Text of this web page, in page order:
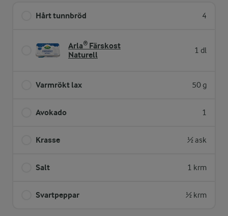
Hårt tunnbröd 4
Arla® Färskost
Naturell
1 dl
Varmrökt lax 50 g
Avokado 1
Krasse ½ ask
Salt 1 krm
Svartpeppar ½ krm